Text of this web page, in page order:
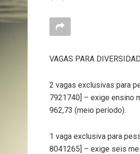
VAGAS PARA
2 vagas exclusivas para
7921740] – exige ensino
962,73 (meio período).
1 vaga exclusiva para
8041265] – exige seis